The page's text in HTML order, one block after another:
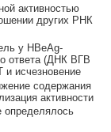
активностью
других РНК
у HBeAg-
ответа (ДНК ВГВ
и исчезновение
содержания
активности